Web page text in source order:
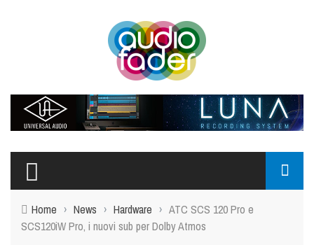
CHI SIAMO
CONTATTI
SIGN-IN
MY ACCOUNT
Main Menu
Home › News › Hardware › ATC SCS 120 Pro e
SCS120iW Pro, i nuovi sub per Dolby Atmos